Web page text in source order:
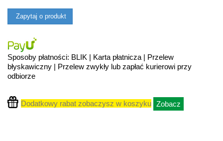
Zapytaj o produkt
Sposoby płatności: BLIK | Karta płatnicza | Przelew
błyskawiczny | Przelew zwykły lub zapłać kurierowi przy
odbiorze
Dodatkowy rabat zobaczysz w koszyku Zobacz